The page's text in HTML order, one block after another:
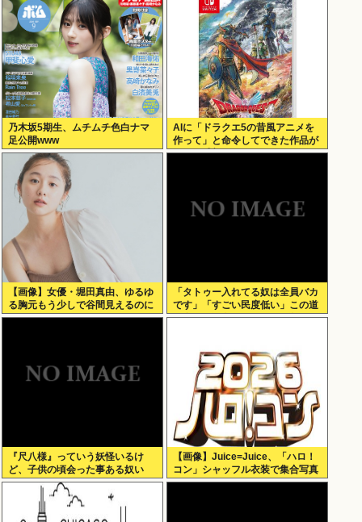
乃木坂5期生、ムチムチ色白ナマ
足公開www
AIに「ドラクエ5の昔風アニメを
作って」と命令してできた作品が
これ、感想よろ
【画像】女優・堀田真由、ゆるゆ
る胸元もう少しで谷間見えるのに
「タトゥー入れてる奴は全員バカ
です」「すごい民度低い」この道
23年の彫り師YouTuberの動画が
『尺八様』っていう妖怪いるけ
ど、子供の頃会った事ある奴い
る？？
【画像】Juice=Juice、「ハロ！
コン」シャッフル衣装で集合写真